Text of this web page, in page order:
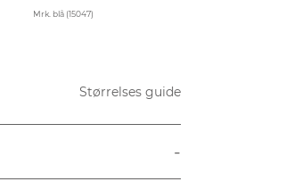
Mrk. blå (15047)
Størrelses guide
-